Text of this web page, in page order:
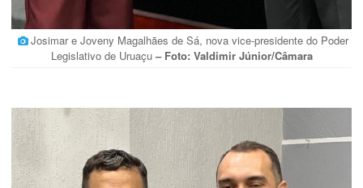
Josimar e Joveny Magalhães de Sá, nova vice-presidente do Poder
Legislativo de Uruaçu – Foto: Valdimir Júnior/Câmara